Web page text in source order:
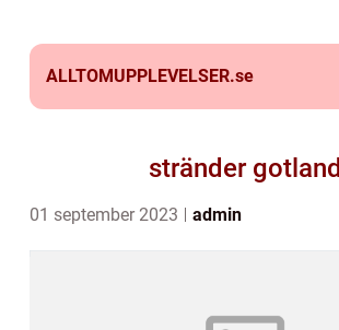
ALLTOMUPPLEVELSER.se
stränder gotland
01 september 2023 admin